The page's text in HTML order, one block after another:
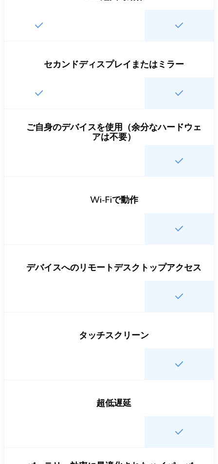
セカンドディスプレイまたはミラー
ご自身のデバイスを使用（余分なハードウェ
アは不要）
Wi-Fiで動作
デバイスへのリモートデスクトップアクセス
タッチスクリーン
超低遅延